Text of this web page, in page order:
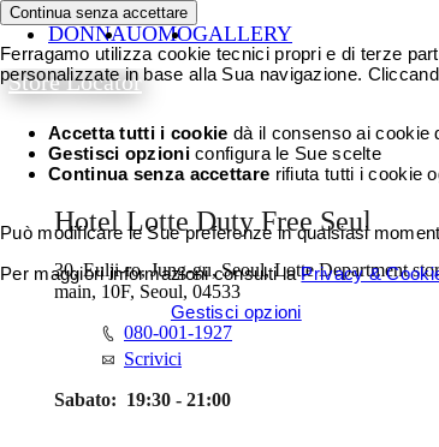
DONNAUOMOGALLERY
Store Locator
Hotel Lotte Duty Free Seul
30, Eulji-ro, Jung-gu, Seoul, Lotte Department
main, 10F, Seoul, 04533
080-001-1927
Scrivici
Sabato: 19:30 - 21:00
Continua senza accettare
Ferragamo utilizza cookie tecnici propri e di terze
personalizzate in base alla Sua navigazione.
Accetta tutti i cookie dà il consenso ai cookie
Gestisci opzioniconfigura le Sue scelte
Continua senza accettare rifiuta tutti i cookie
Può modificare le Sue preferenze in qualsiasi
Per maggiori informazioni consulti laPrivacy &
Gestisci opzioni